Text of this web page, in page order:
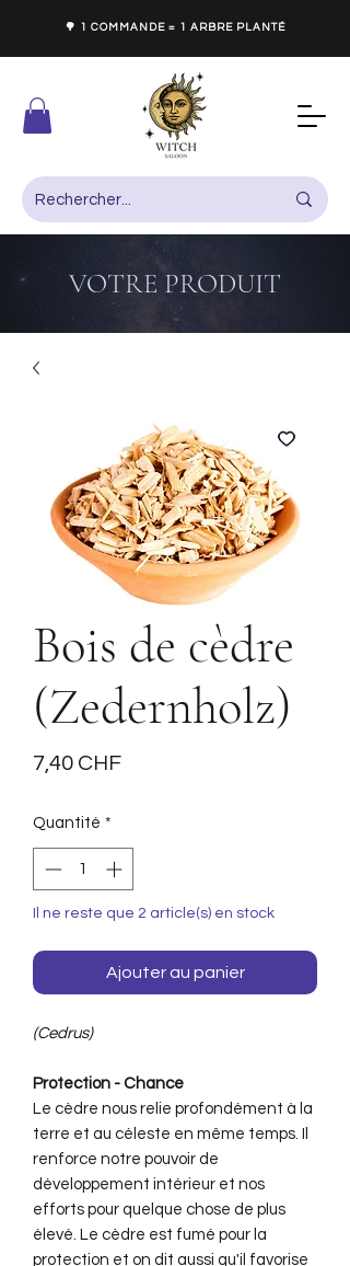
🌳 1 COMMANDE = 1 ARBRE PLANTÉ
VOTRE PRODUIT
Bois de cèdre
(Zedernholz)
7,40 CHFPrix
Quantité *
Il ne reste que 2 article(s) en stock
Ajouter au panier
(Cedrus)
Protection - Chance
Le cèdre nous relie profondément à la
terre et au céleste en même temps. Il
renforce notre pouvoir de
développement intérieur et nos
efforts pour quelque chose de plus
élevé. Le cèdre est fumé pour la
protection et on dit aussi qu'il favorise